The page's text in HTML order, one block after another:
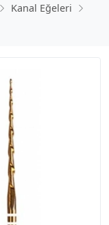
Kanal Eğeleri